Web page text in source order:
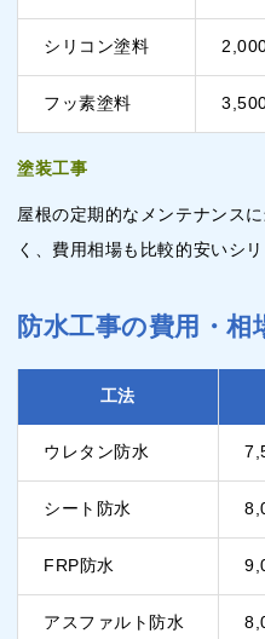
シリコン塗料
フッ素塗料
塗装工事
屋根の定期的なメンテナンス
く、費用相場も比較的安いシ
防水工事の費用・相
工法
ウレタン防水
シート防水
FRP防水
アスファルト防水